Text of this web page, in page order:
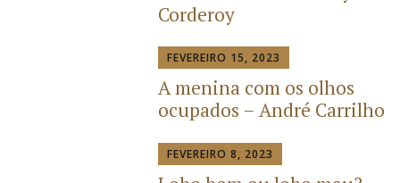
Corderoy
FEVEREIRO 15, 2023
A menina com os olhos
ocupados – André Carrilho
FEVEREIRO 8, 2023